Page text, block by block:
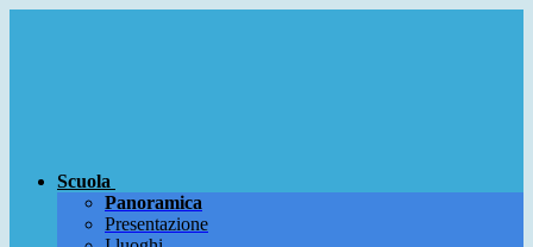
Scuola
Panoramica
Presentazione